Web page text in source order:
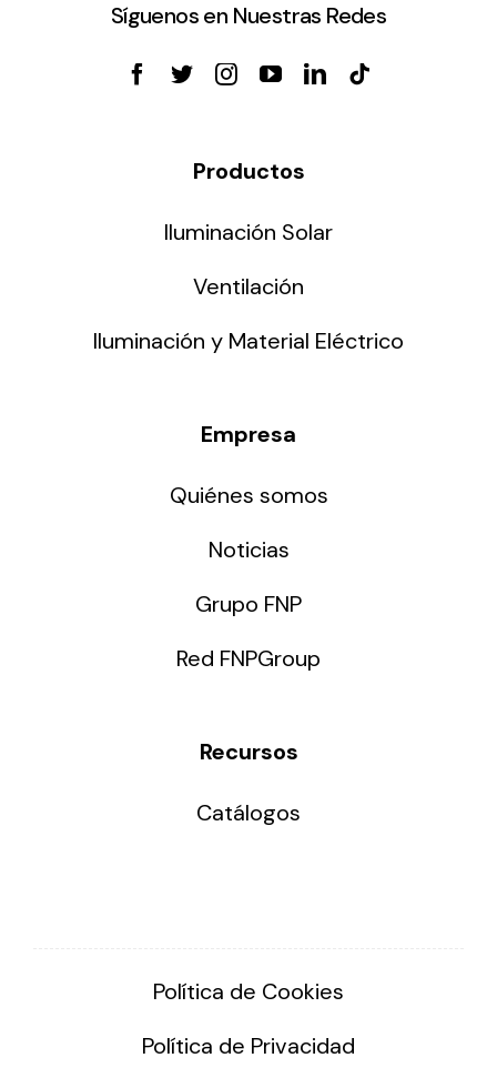
Síguenos en Nuestras Redes
Productos
Iluminación Solar
Ventilación
Iluminación y Material Eléctrico
Empresa
Quiénes somos
Noticias
Grupo FNP
Red FNPGroup
Recursos
Catálogos
Política de Cookies
Política de Privacidad